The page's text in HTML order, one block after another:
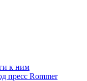
к ним
пресс Rommer